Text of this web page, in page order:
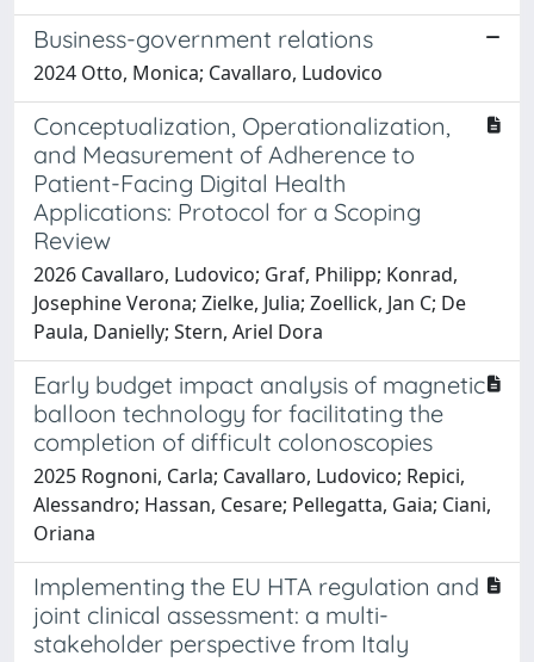
Business-government relations
2024 Otto, Monica; Cavallaro, Ludovico
Conceptualization, Operationalization,
and Measurement of Adherence to
Patient-Facing Digital Health
Applications: Protocol for a Scoping
Review
2026 Cavallaro, Ludovico; Graf, Philipp; Konrad,
Josephine Verona; Zielke, Julia; Zoellick, Jan C; De
Paula, Danielly; Stern, Ariel Dora
Early budget impact analysis of magnetic
balloon technology for facilitating the
completion of difficult colonoscopies
2025 Rognoni, Carla; Cavallaro, Ludovico; Repici,
Alessandro; Hassan, Cesare; Pellegatta, Gaia; Ciani,
Oriana
Implementing the EU HTA regulation and
joint clinical assessment: a multi-
stakeholder perspective from Italy